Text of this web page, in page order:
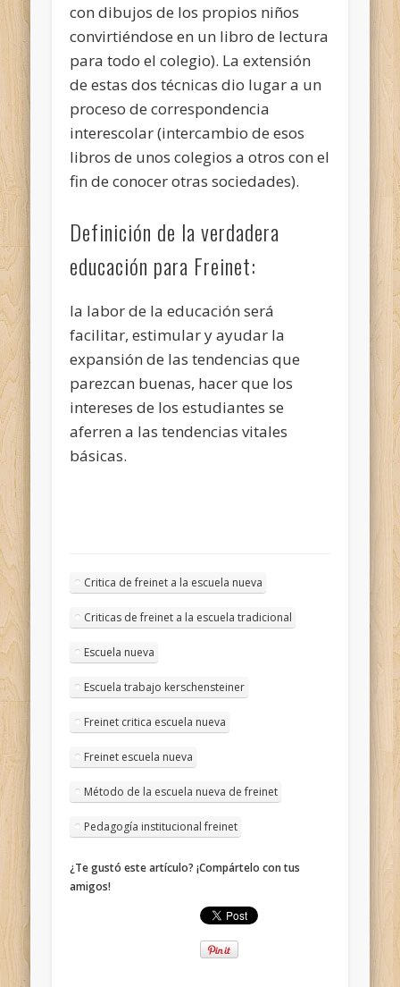
con dibujos de los propios niños
convirtiéndose en un libro de lectura
para todo el colegio). La extensión
de estas dos técnicas dio lugar a un
proceso de correspondencia
interescolar (intercambio de esos
libros de unos colegios a otros con el
fin de conocer otras sociedades).
Definición de la verdadera
educación para Freinet:
la labor de la educación será
facilitar, estimular y ayudar la
expansión de las tendencias que
parezcan buenas, hacer que los
intereses de los estudiantes se
aferren a las tendencias vitales
básicas.
Critica de freinet a la escuela nueva
Criticas de freinet a la escuela tradicional
Escuela nueva
Escuela trabajo kerschensteiner
Freinet critica escuela nueva
Freinet escuela nueva
Método de la escuela nueva de freinet
Pedagogía institucional freinet
¿Te gustó este artículo? ¡Compártelo con tus
amigos!